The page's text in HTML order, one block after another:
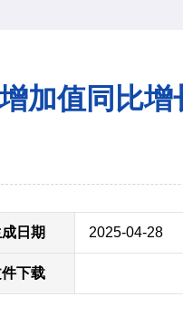
加值同比增
日期 2025-04-28
下载